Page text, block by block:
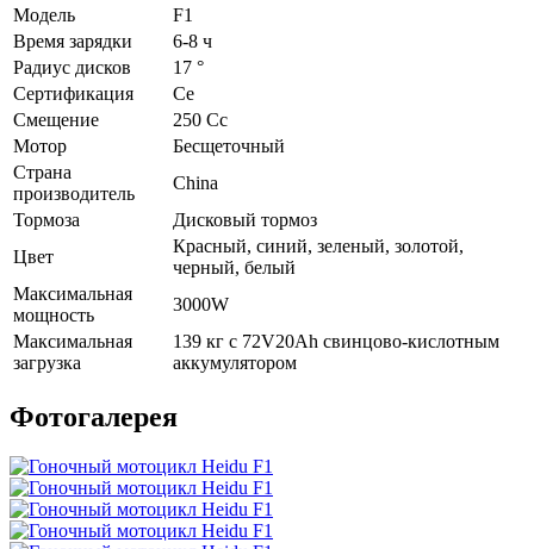
Модель
F1
Время зарядки
6-8 ч
Радиус дисков
17 °
Сертификация
Ce
Смещение
250 Cc
Мотор
Бесщеточный
Страна
производитель
China
Тормоза
Дисковый тормоз
Цвет
Красный, cиний, зеленый, золотой,
черный, белый
Максимальная
мощность
3000W
Максимальная
загрузка
139 кг с 72V20Ah свинцово-кислотным
аккумулятором
Фотогалерея